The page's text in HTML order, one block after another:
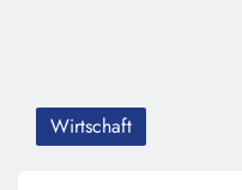
Wirtschaft